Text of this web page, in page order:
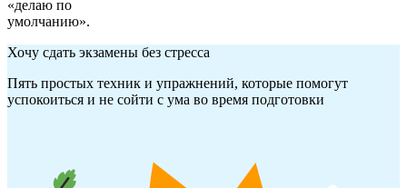
«делаю по
умолчанию».
Хочу сдать экзамены без стресса
Пять простых техник и упражнений, которые помогут
успокоиться и не сойти с ума во время подготовки